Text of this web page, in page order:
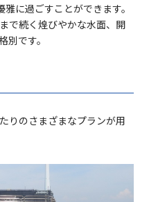
に過ごすことができます。
で続く煌びやかな水面、開
です。
りのさまざまなプランが用